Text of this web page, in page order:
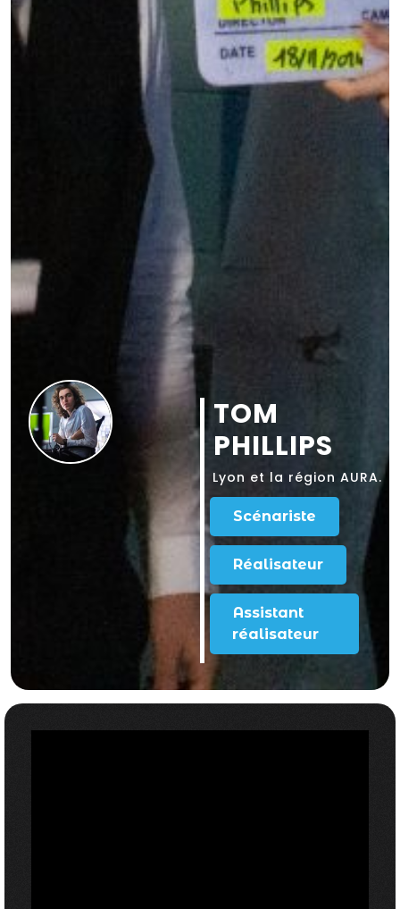
TOM
PHILLIPS
Lyon et la région AURA.
Scénariste
Réalisateur
Assistant
réalisateur